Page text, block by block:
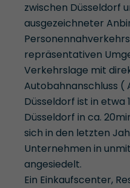
zwischen Düsseldorf
ausgezeichneter
repräsentativen
Verkehrslage mit
Autobahnanschluss (
Düsseldorf ist in etwa
Düsseldorf in ca.
sich in den letzten
Unternehmen in
angesiedelt.
Ein Einkaufscenter,